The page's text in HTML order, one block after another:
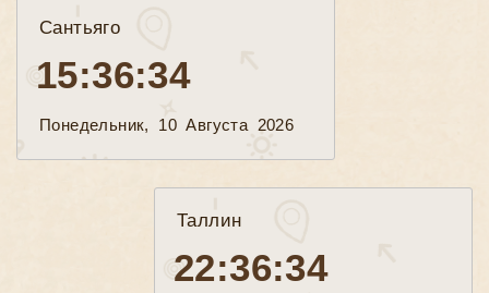
Сантьяго
15:36:36
Понедельник, 10 Августа 2026
Таллин
22:36:36